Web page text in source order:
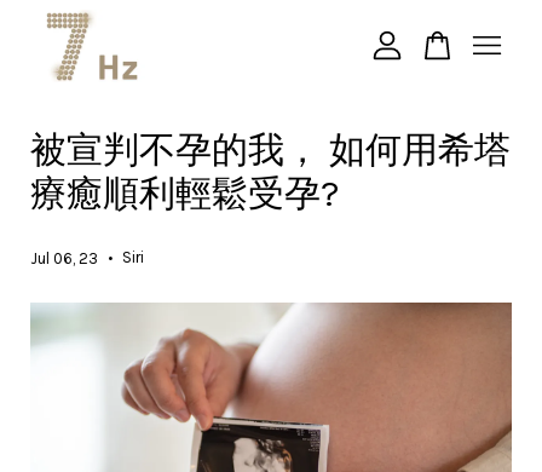
被宣判不孕的我， 如何用希塔
療癒順利輕鬆受孕?
Jul 06, 23 • Siri
您的購物車目前還是空的。
繼續購物